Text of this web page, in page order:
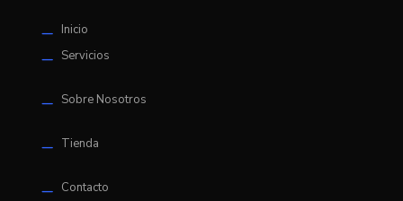
K Inicio
K Servicios
K Sobre Nosotros
K Tienda
K Contacto